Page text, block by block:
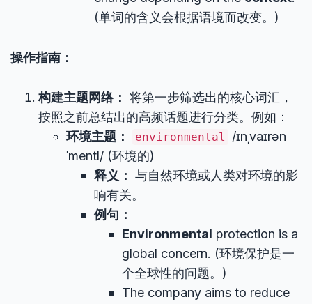
(单词的含义会根据语境而改变。)
操作指南：
构建主题网络： 将第一步筛选出的核心词汇，
按照之前总结出的高频话题进行分类。例如：
环境主题：
environmental
/ɪnˌvaɪrən
ˈmentl/ (环境的)
释义： 与自然环境或人类对环境的影
响有关。
例句：
Environmental protection is a
global concern. (环境保护是一
个全球性的问题。)
The company aims to reduce